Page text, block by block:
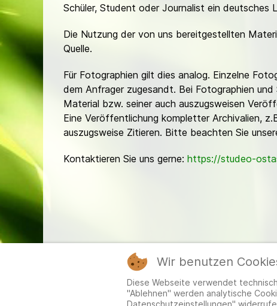
Schüler, Student oder Journalist ein
Die Nutzung der von uns bereitgestellten
Quelle.
Für Fotographien gilt dies analog. Einzelne
dem Anfrager zugesandt. Bei Fotographien
Material bzw. seiner auch auszugsweisen
Eine Veröffentlichung kompletter Archivalien,
auszugsweise Zitieren. Bitte beachten Sie
Kontaktieren Sie uns gerne: https://studeo-
Wir benutzen
Diese Webseite verwendet
"Ablehnen" werden analytische
Datenschutzeinstellungen"